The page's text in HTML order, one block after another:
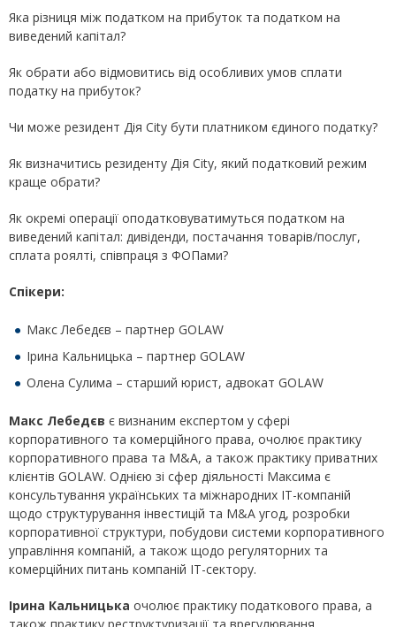
Яка різниця між податком на прибуток та податком на
виведений капітал?
Як обрати або відмовитись від особливих умов сплати
податку на прибуток?
Чи може резидент Дія Сity бути платником єдиного податку?
Як визначитись резиденту Дія Сity, який податковий режим
краще обрати?
Як окремі операції оподатковуватимуться податком на
виведений капітал: дивіденди, постачання товарів/послуг,
сплата роялті, співпраця з ФОПами?
Спікери:
Макс Лебедєв – партнер GOLAW
Ірина Кальницька – партнер GOLAW
Олена Сулима – старший юрист, адвокат GOLAW
Макс Лебедєв є визнаним експертом у сфері
корпоративного та комерційного права, очолює практику
корпоративного права та M&A, а також практику приватних
клієнтів GOLAW. Однією зі сфер діяльності Максима є
консультування українських та міжнародних IT-компаній
щодо структурування інвестицій та M&A угод, розробки
корпоративної структури, побудови системи корпоративного
управління компаній, а також щодо регуляторних та
комерційних питань компаній ІТ-сектору.
Ірина Кальницька очолює практику податкового права, а